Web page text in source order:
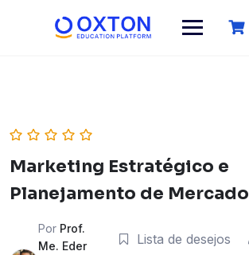
Marketing Estratégico e
Planejamento de Mercado
Por Prof.
Me. Eder
Lista de desejos